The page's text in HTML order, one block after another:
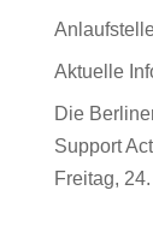
Aktuelle
Die
Support
Freitag,